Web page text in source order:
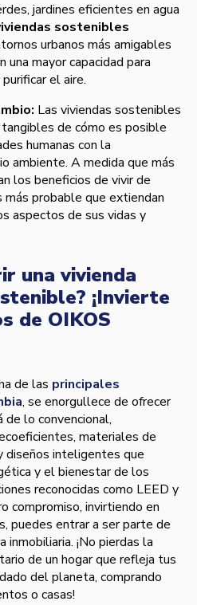
jardines eficientes en agua
sostenibles
urbanos más amigables
una mayor capacidad para
el aire.
Las viviendas sostenibles
de cómo es posible
humanas con la
ambiente. A medida que más
los beneficios de vivir de
probable que extiendan
aspectos de sus vidas y
una vivienda
¡Invierte
de OIKOS
de las principales
, se enorgullece de ofrecer
de lo convencional,
materiales de
diseños inteligentes que
y el bienestar de los
reconocidas como LEED y
compromiso, invirtiendo en
puedes entrar a ser parte de
¡No pierdas la
de un hogar que refleja tus
del planeta, comprando
o casas!